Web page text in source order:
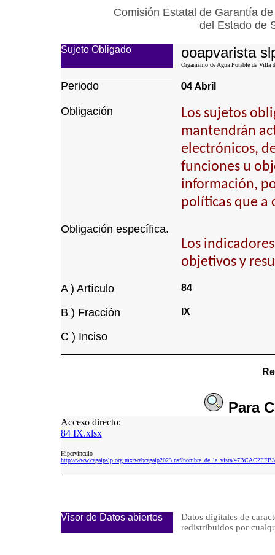
Comisión Estatal de Garantía
del Estado de
Sujeto Obligado ooapvarista
Organismo de Agua Potable de Villa
Periodo 04 Abril
Obligación
Los sujetos
mantendrán
electrónicos,
funciones u
información,
políticas que a
Obligación específica.
Los
objetivos y
A ) Artículo 84
B ) Fracción IX
C ) Inciso
Para
Acceso directo:
84 IX.xlsx
Hipervinculo
http://www.cegaipslp.org.mx/webcegaip2023.nsf/nombre_de_la_vista/
Visor de Datos abiertos
Datos digitales de
redistribuidos por